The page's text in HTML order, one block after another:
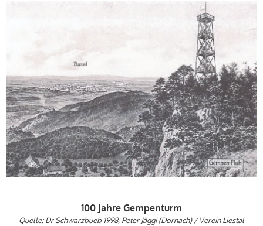
100 Jahre Gempenturm
Quelle: Dr Schwarzbueb 1998, Peter Jäggi (Dornach) / Verein Liestal